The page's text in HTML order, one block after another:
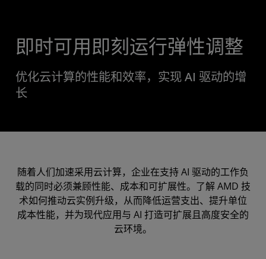
即时可用即刻运行弹性调整
优化云计算的性能和效率，实现 AI 驱动的增
长
随着人们加速采用云计算，企业在支持 AI 驱动的工作负
载的同时必须兼顾性能、成本和可扩展性。了解 AMD 技
术如何推动云实例升级，从而降低运营支出、提升单位
成本性能，并为现代应用与 AI 打造可扩展且高度安全的
云环境。